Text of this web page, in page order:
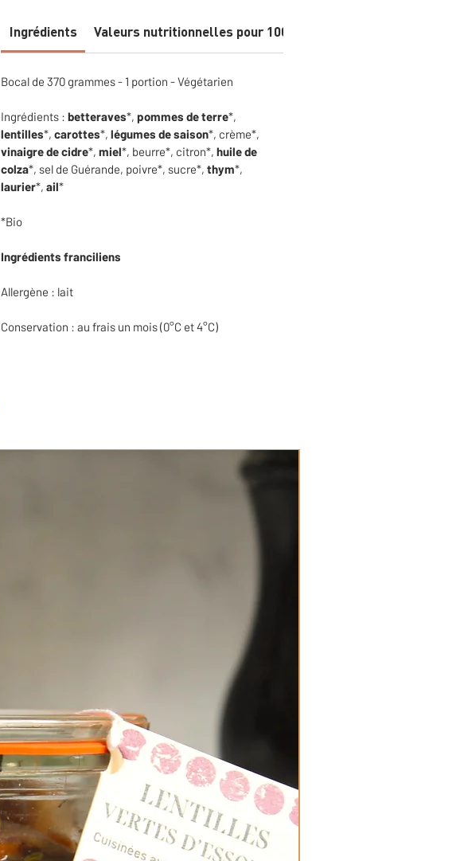
Ingrédients Valeurs nutritionnelles pour 100 gr
Bocal de 370 grammes - 1 portion - Végétarien
Ingrédients : betteraves*, pommes de terre*,
lentilles*, carottes*, légumes de saison*, crème*,
vinaigre de cidre*, miel*, beurre*, citron*, huile de
colza*, sel de Guérande, poivre*, sucre*, thym*,
laurier*, ail*
*Bio
Ingrédients franciliens
Allergène : lait
Conservation : au frais un mois (0°C et 4°C)